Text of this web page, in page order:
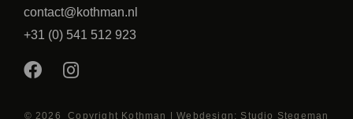
contact@kothman.nl
+31 (0) 541 512 923
© 2026 Copyright Kothman | Webdesign: Studio Stegeman